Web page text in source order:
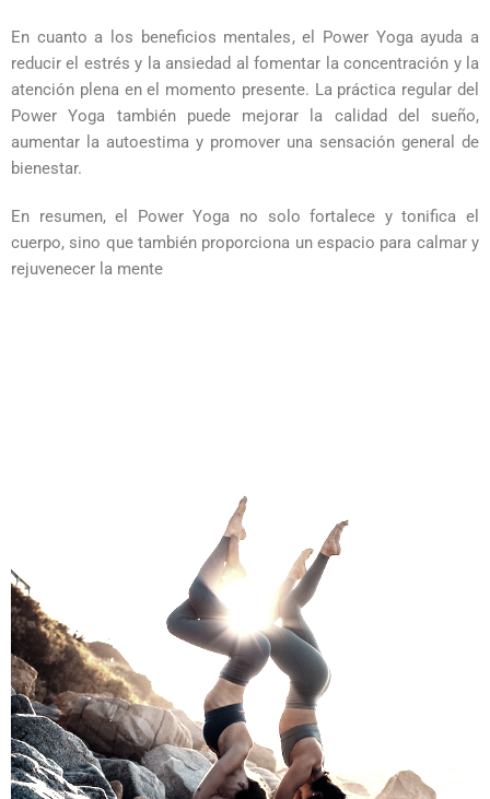
En cuanto a los beneficios mentales, el Power Yoga ayuda a
reducir el estrés y la ansiedad al fomentar la concentración y la
atención plena en el momento presente. La práctica regular del
Power Yoga también puede mejorar la calidad del sueño,
aumentar la autoestima y promover una sensación general de
bienestar.
En resumen, el Power Yoga no solo fortalece y tonifica el
cuerpo, sino que también proporciona un espacio para calmar y
rejuvenecer la mente